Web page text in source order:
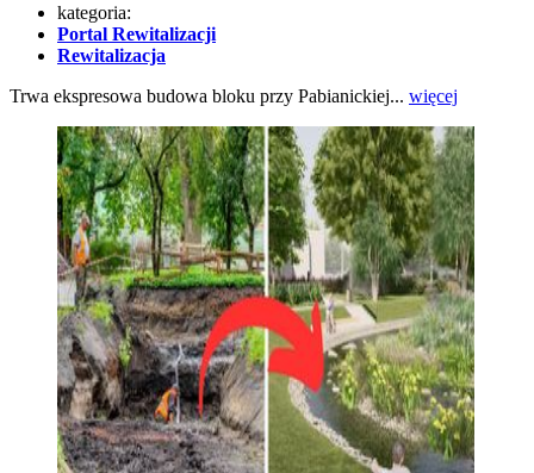
kategoria:
Portal Rewitalizacji
Rewitalizacja
Trwa ekspresowa budowa bloku przy Pabianickiej... więcej